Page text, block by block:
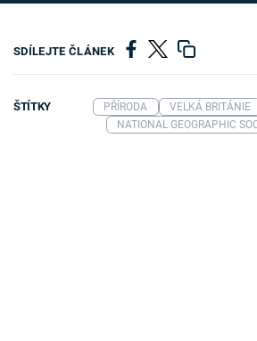
SDÍLEJTE ČLÁNEK
ŠTÍTKY PŘÍRODA VELKÁ BRITÁNIE
NATIONAL GEOGRAPHIC